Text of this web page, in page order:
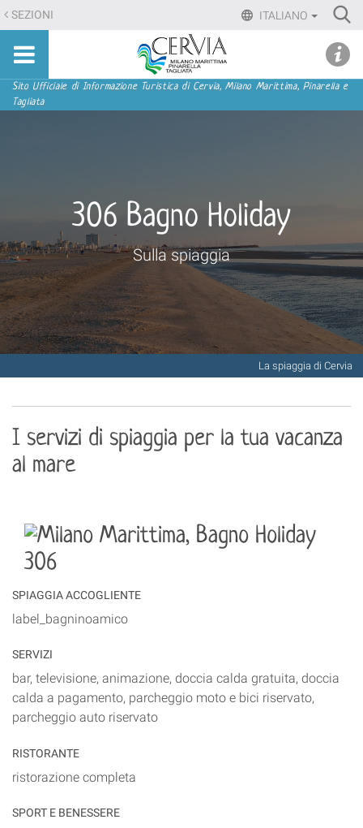
Salta
ai
contenuti.
Salta
alla
ITALIANO
SEZIONI
Sito
turistico
ufficiale
Tagliata
Sezioni
Sito Ufficiale di Informazione Turistica di Cervia, Milano Marittima, Pinarella e
Tagliata
La spiaggia di Cervia
306 Bagno Holiday
Sulla spiaggia
I servizi di spiaggia per la tua vacanza
al mare
SPIAGGIA ACCOGLIENTE
label_bagninoamico
SERVIZI
bar, televisione, animazione, doccia calda gratuita, doccia
calda a pagamento, parcheggio moto e bici riservato,
parcheggio auto riservato
RISTORANTE
ristorazione completa
SPORT E BENESSERE
menu